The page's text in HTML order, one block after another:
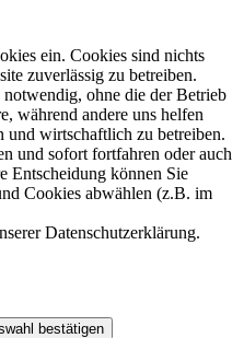
ein. Cookies sind nichts
zuverlässig zu betreiben.
ohne die der Betrieb
während andere uns helfen
und wirtschaftlich zu betreiben.
und sofort fortfahren oder auch
Entscheidung können Sie
Cookies abwählen (z.B. im
Datenschutzerklärung.
bestätigen